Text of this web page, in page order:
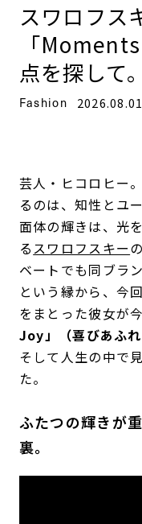
スワロフス
「
点を探して。
Fashion 2026.08.01
芸人・ヒコロヒー
るのは、知性とユ
面体の輝きは、光
るスワロフスキー
ベートでも同ブラ
という縁から、今
をまとった彼女が
Joy」（喜びあふれ
そして人生の中で
た。
ふたつの輝きが
裏。